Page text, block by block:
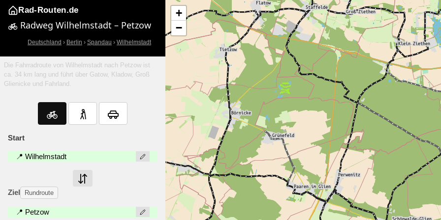
Rad-Routen.de
Radweg Wilhelmstadt – Petzow
Deutschland › Berlin › Spandau › Wilhelmstadt
Die Fahrradroute von Wilhelmstadt nach Petzow ist
ca. 34 km lang und führt über Gatow, Kladow, Groß
Glienicke und Fahrland.
Start
📍 Wilhelmstadt
Ziel Rundroute
📍 Petzow
+
−